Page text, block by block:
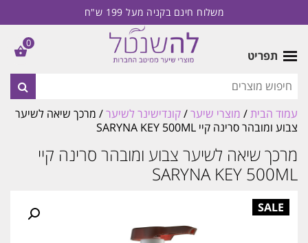
משלוח חינם בקניה מעל 199 ש"ח
תפריט
עמוד הבית/ מוצרי שיער/קונדישינר לשיער/ מרכך שיאה לשיער
צבוע ומובהר סרינה קיי SARYNA KEY 500ML
מרכך שיאה לשיער צבוע ומובהר סרינה קיי
SARYNA KEY 500ML
0